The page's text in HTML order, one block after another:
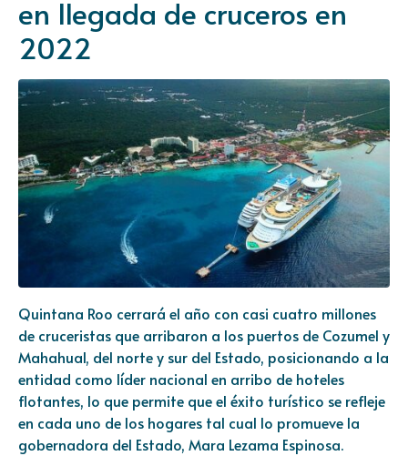
en llegada de cruceros en
2022
Quintana Roo cerrará el año con casi cuatro millones
de cruceristas que arribaron a los puertos de Cozumel y
Mahahual, del norte y sur del Estado, posicionando a la
entidad como líder nacional en arribo de hoteles
flotantes, lo que permite que el éxito turístico se refleje
en cada uno de los hogares tal cual lo promueve la
gobernadora del Estado, Mara Lezama Espinosa.